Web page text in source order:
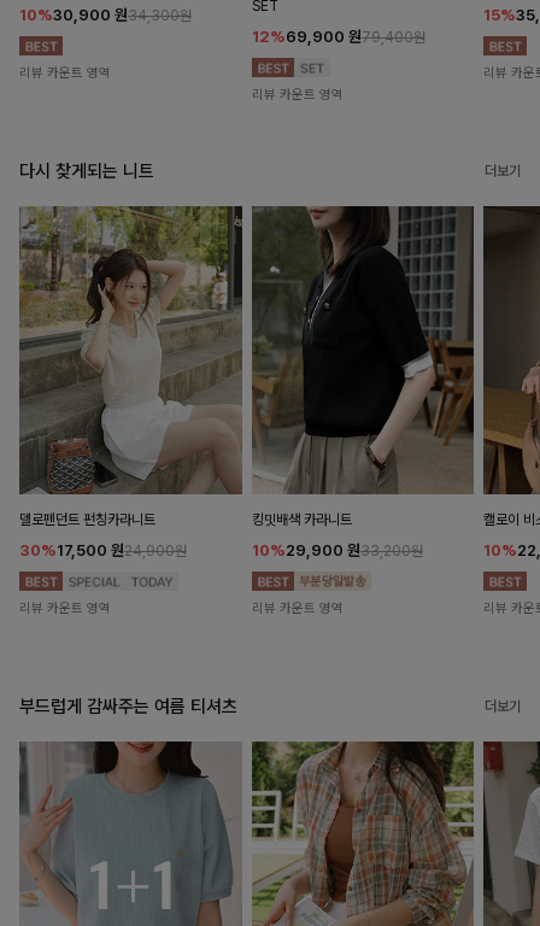
10%30,900 원34,300원
리뷰 카운트 영역
SET
12%69,900 원79,400원
리뷰 카운트 영역
15%
리뷰 카운
다시 찾게되는 니트 더보기
델로펜던트 펀칭카라니트
30%17,500 원24,900원
리뷰 카운트 영역
킹밋배색 카라니트
10%29,900 원33,200원
리뷰 카운트 영역
캘로이 비
10%
리뷰 카운
부드럽게 감싸주는 여름 티셔츠 더보기